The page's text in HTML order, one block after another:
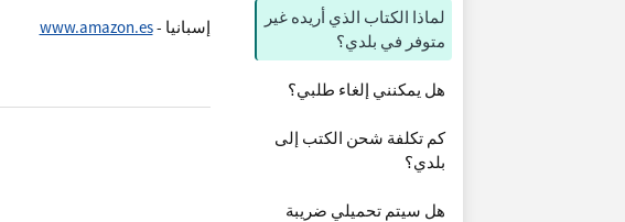
لماذا الكتاب الذي أريده غير
متوفر في بلدي؟
هل يمكنني إلغاء طلبي؟
كم تكلفة شحن الكتب إلى
بلدي؟
هل سيتم تحميلي ضريبة
إسبانيا -www.amazon.es